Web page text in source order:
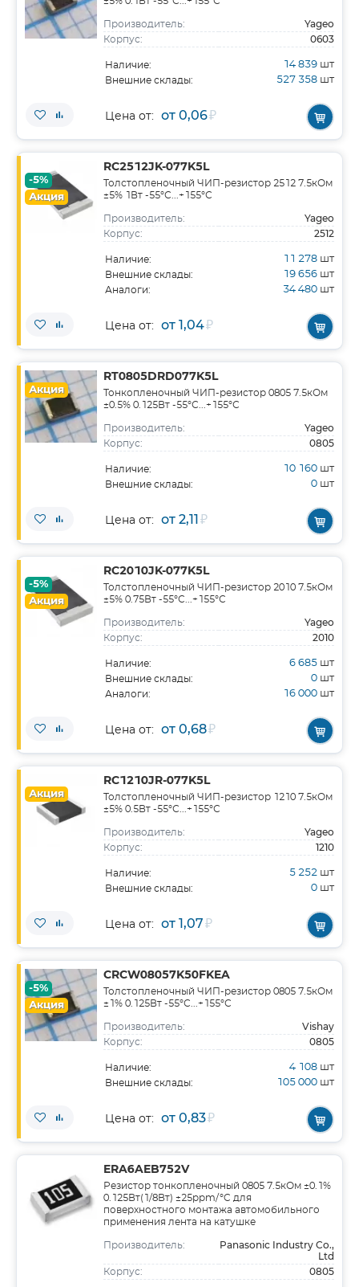
Производитель: Yageo
Корпус: 0603
Наличие: 14 839 шт
Внешние склады: 527 358 шт
Цена от: от 0,06₽
-5%
Акция
RC2512JK-077K5L
Толстопленочный ЧИП-резистор 2512 7.5кОм
±5% 1Вт -55°С...+155°С
Производитель: Yageo
Корпус: 2512
Наличие: 11 278 шт
Внешние склады: 19 656 шт
Аналоги: 34 480 шт
Цена от: от 1,04₽
Акция
RT0805DRD077K5L
Тонкопленочный ЧИП-резистор 0805 7.5кОм
±0.5% 0.125Вт -55°С...+155°С
Производитель: Yageo
Корпус: 0805
Наличие: 10 160 шт
Внешние склады: 0 шт
Цена от: от 2,11₽
-5%
Акция
RC2010JK-077K5L
Толстопленочный ЧИП-резистор 2010 7.5кОм
±5% 0.75Вт -55°С...+155°С
Производитель: Yageo
Корпус: 2010
Наличие: 6 685 шт
Внешние склады: 0 шт
Аналоги: 16 000 шт
Цена от: от 0,68₽
Акция
RC1210JR-077K5L
Толстопленочный ЧИП-резистор 1210 7.5кОм
±5% 0.5Вт -55°С...+155°С
Производитель: Yageo
Корпус: 1210
Наличие: 5 252 шт
Внешние склады: 0 шт
Цена от: от 1,07₽
-5%
Акция
CRCW08057K50FKEA
Толстопленочный ЧИП-резистор 0805 7.5кОм
±1% 0.125Вт -55°С...+155°С
Производитель: Vishay
Корпус: 0805
Наличие: 4 108 шт
Внешние склады: 105 000 шт
Цена от: от 0,83₽
ERA6AEB752V
Резистор тонкопленочный 0805 7.5кОм ±0.1%
0.125Вт(1/8Вт) ±25ppm/°C для
поверхностного монтажа автомобильного
применения лента на катушке
Производитель:
Panasonic Industry Co.,
Ltd
Корпус: 0805